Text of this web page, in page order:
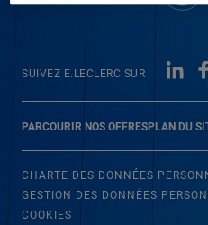
PARCOURIR NOS OFFRESPLAN DU
SUIVEZ E.LECLERC SUR
CHARTE DES DONNÉES
GESTION DES DONNÉES
COOKIES